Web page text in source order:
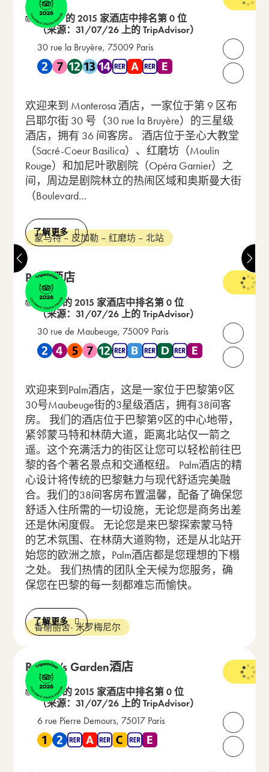
3 星级
在 131 的 2015 家酒店中排名第 0 位
（来源：31/07/26 上的 TripAdvisor）
30 rue la Bruyère, 75009 Paris
靠近 地铁 2 , 地铁 7 , 地铁 12 , 地铁 13 , 地铁 14 , RER A ,
打开联
请致电
欢迎来到 Monterosa 酒店，一家位于第 9 区布
吕耶尔街 30 号（30 rue la Bruyère）的三星级
酒店，拥有 36 间客房。 酒店位于圣心大教堂
（Sacré-Coeur Basilica）、红磨坊（Moulin
Rouge）和加尼叶歌剧院（Opéra Garnier）之
间，周边是剧院林立的热闹区域和奥斯曼大街
（Boulevard…
了解更多
蒙马特 – 皮加勒 – 红磨坊 – 北站
Palm酒店
3 星级
在 99 的 2015 家酒店中排名第 0 位
（来源：31/07/26 上的 TripAdvisor）
30 rue de Maubeuge, 75009 Paris
靠近 地铁 2 , 地铁 4 , 地铁 5 , 地铁 7 , 地铁 12 , RER B ,
打开联
请致电
欢迎来到Palm酒店，这是一家位于巴黎第9区
30号Maubeuge街的3星级酒店，拥有38间客
房。 我们的酒店位于巴黎第9区的中心地带，
紧邻蒙马特和林荫大道，距离北站仅一箭之
遥。这个充满活力的街区让您可以轻松前往巴
黎的各个著名景点和交通枢纽。 Palm酒店的精
心设计将传统的巴黎魅力与现代舒适完美融
合。我们的38间客房布置温馨，配备了确保您
舒适入住所需的一切设施，无论您是商务出差
还是休闲度假。 无论您是来巴黎探索蒙马特
的艺术氛围、在林荫大道购物，还是从北站开
始您的欧洲之旅，Palm酒店都是您理想的下榻
之处。 我们热情的团队全天候为您服务，确
保您在巴黎的每一刻都难忘而愉快。
了解更多
香榭丽舍- 米罗梅尼尔
Regent’s Garden酒店
4 星级
在 32 的 2015 家酒店中排名第 0 位
（来源：31/07/26 上的 TripAdvisor）
6 rue Pierre Demours, 75017 Paris
靠近 地铁 1 , 地铁 2 , RER A , RER C , RER E
打开联
请致电